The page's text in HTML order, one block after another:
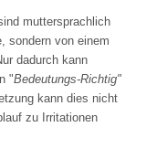
muttersprachlich
sondern von einem
dadurch kann
"Bedeutungs-Richtig"
kann dies nicht
zu Irritationen